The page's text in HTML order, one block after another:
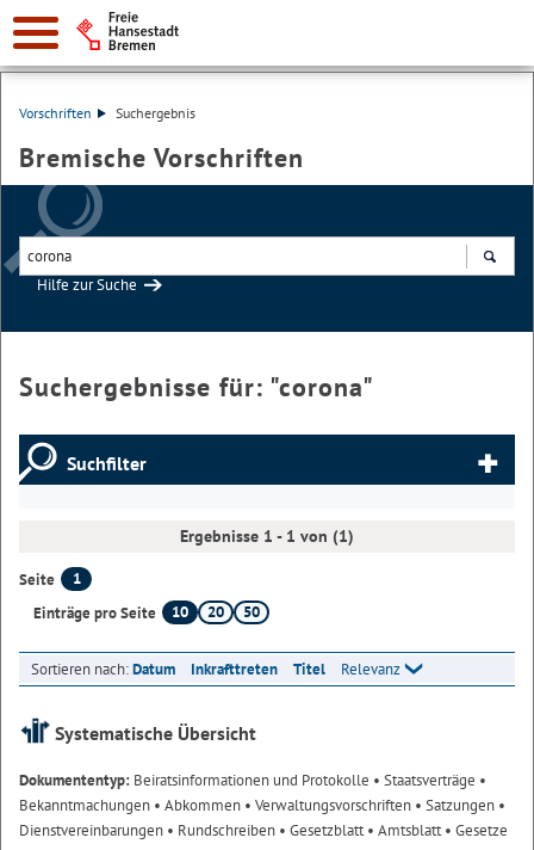
Vorschriften Suchergebnis
Bremische Vorschriften
Hilfe zur Suche
Suchergebnisse für: "corona"
Suchfilter
Ergebnisse 1 - 1 von (1)
Seite
1
Einträge pro Seite
10 20 50
Sortieren nach:Datum Inkrafttreten Titel Relevanz
Systematische Übersicht
Dokumententyp: Beiratsinformationen und Protokolle • Staatsverträge •
Bekanntmachungen • Abkommen • Verwaltungsvorschriften • Satzungen •
Dienstvereinbarungen • Rundschreiben • Gesetzblatt• Amtsblatt• Gesetze